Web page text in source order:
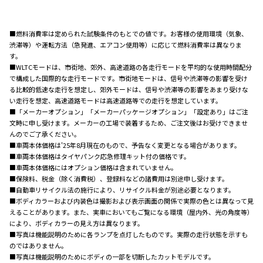
■燃料消費率は定められた試験条件のもとでの値です。お客様の使用環境（気象、
渋滞等）や運転方法（急発進、エアコン使用等）に応じて燃料消費率は異なりま
す。
■WLTCモードは、市街地、郊外、高速道路の各走行モードを平均的な使用時間配分
で構成した国際的な走行モードです。市街地モードは、信号や渋滞等の影響を受け
る比較的低速な走行を想定し、郊外モードは、信号や渋滞等の影響をあまり受けな
い走行を想定、高速道路モードは高速道路等での走行を想定しています。
■「メーカーオプション」「メーカーパッケージオプション」「設定あり」はご注
文時に申し受けます。メーカーの工場で装着するため、ご注文後はお受けできませ
んのでご了承ください。
■車両本体価格は'25年8月現在のもので、予告なく変更となる場合があります。
■車両本体価格はタイヤパンク応急修理キット付の価格です。
■車両本体価格にはオプション価格は含まれていません。
■保険料、税金（除く消費税）、登録料などの諸費用は別途申し受けます。
■自動車リサイクル法の施行により、リサイクル料金が別途必要となります。
■ボディカラーおよび内装色は撮影および表示画面の関係で実際の色とは異なって見
えることがあります。また、実車においてもご覧になる環境（屋内外、光の角度等）
により、ボディカラーの見え方は異なります。
■写真は機能説明のために各ランプを点灯したものです。実際の走行状態を示すも
のではありません。
■写真は機能説明のためにボディの一部を切断したカットモデルです。